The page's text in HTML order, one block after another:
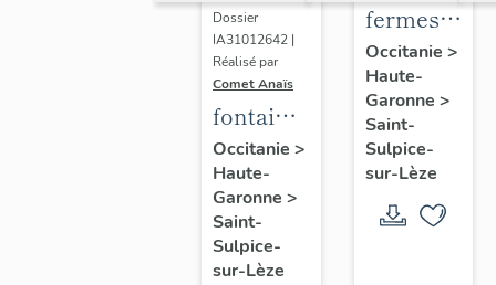
Dossier
IA31012642 |
Réalisé par
Comet Anaïs
fontaines
de la
commune
Occitanie >
Haute-
Garonne >
Saint-
Sulpice-
sur-Lèze
fermes
de la
commune
Occitanie >
Haute-
Garonne >
Saint-
Sulpice-
sur-Lèze